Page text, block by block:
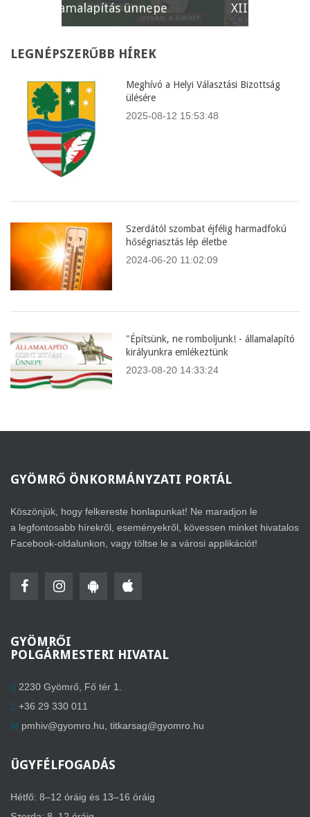
XII. Gyömrői Lecsófesztivál
LEGNÉPSZERŰBB HÍREK
Meghívó a Helyi Választási Bizottság
ülésére
2025-08-12 15:53:48
Szerdától szombat éjfélig harmadfokú
hőségriasztás lép életbe
2024-06-20 11:02:09
"Építsünk, ne romboljunk! - államalapító
királyunkra emlékeztünk
2023-08-20 14:33:24
GYÖMRŐ ÖNKORMÁNYZATI PORTÁL
Köszönjük, hogy felkereste honlapunkat! Ne maradjon le
a legfontosabb hírekről, eseményekről, kövessen minket hivatalos
Facebook-oldalunkon, vagy töltse le a városi applikációt!
GYÖMRŐI
POLGÁRMESTERI HIVATAL
2230 Gyömrő, Fő tér 1.
+36 29 330 011
pmhiv@gyomro.hu, titkarsag@gyomro.hu
ÜGYFÉLFOGADÁS
Hétfő: 8–12 óráig és 13–16 óráig